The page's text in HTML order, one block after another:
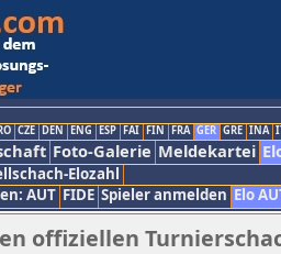
CZE DEN ENG ESP FAI FIN FRA GER GRE INA
Foto-Galerie Meldekartei
Elozahl
AUT FIDE Spieler anmelden Elo
offiziellen